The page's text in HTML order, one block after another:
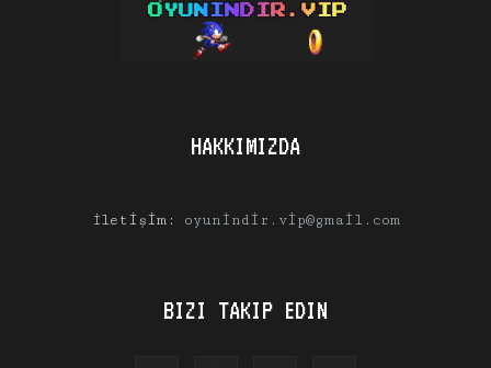
HAKKIMIZDA
İletişim: oyunindir.vip@gmail.com
BIZI TAKIP EDIN